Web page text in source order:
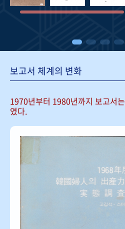
보고서 체계의 변화
1970년부터 1980년까지 보고서는
였다.